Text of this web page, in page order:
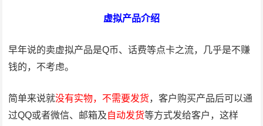
虚拟产品介绍
早年说的卖虚拟产品是Q币、话费等点卡之流，几乎是不赚
钱的，不考虑。
简单来说就没有实物，不需要发货，客户购买产品后可以通
过QQ或者微信、邮箱及自动发货等方式发给客户，这样